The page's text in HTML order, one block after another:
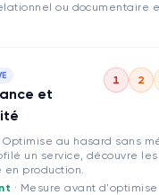
ou documentaire
et
1 2
Optimise au hasard sans
un service, découvre
en production.
· Mesure avant